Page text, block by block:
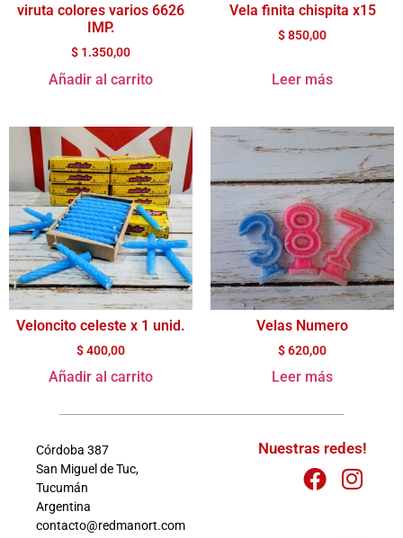
viruta colores varios 6626
IMP.
$ 1.350,00
Añadir al carrito
Vela finita chispita x15
$850,00
Leer más
Veloncito celeste x 1 unid.
$400,00
Añadir al carrito
Velas Numero
$620,00
Leer más
Córdoba 387
San Miguel de Tuc,
Tucumán
Argentina
contacto@redmanort.com
Nuestras redes!